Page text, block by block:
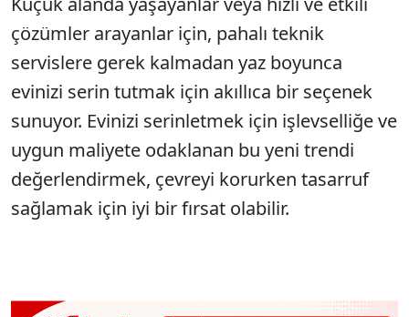
çözümler arayanlar için, pahalı teknik
servislere gerek kalmadan yaz boyunca
evinizi serin tutmak için akıllıca bir seçenek
sunuyor. Evinizi serinletmek için işlevselliğe ve
uygun maliyete odaklanan bu yeni trendi
değerlendirmek, çevreyi korurken tasarruf
sağlamak için iyi bir fırsat olabilir.